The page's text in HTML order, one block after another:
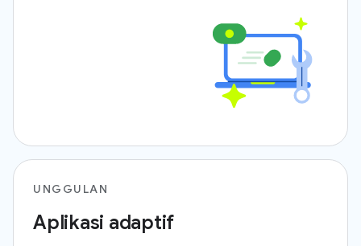
UNGGULAN
Aplikasi adaptif